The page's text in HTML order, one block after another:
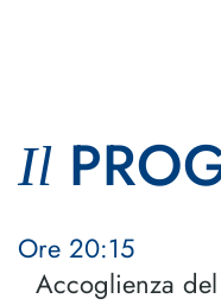
Il
Ore 20:15
Accoglienza